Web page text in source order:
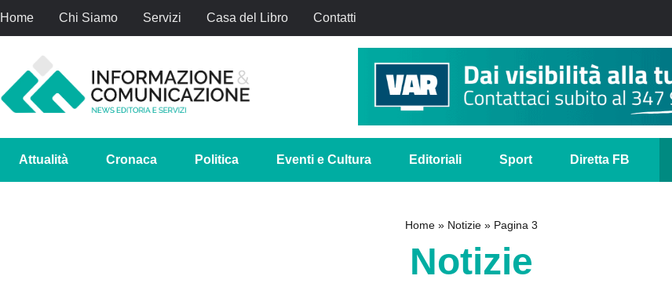
Home Chi Siamo Servizi Casa del Libro Contatti
Attualità Cronaca Politica Eventi e Cultura Editoriali Sport Diretta FB
Home» Notizie» Pagina 3
Notizie